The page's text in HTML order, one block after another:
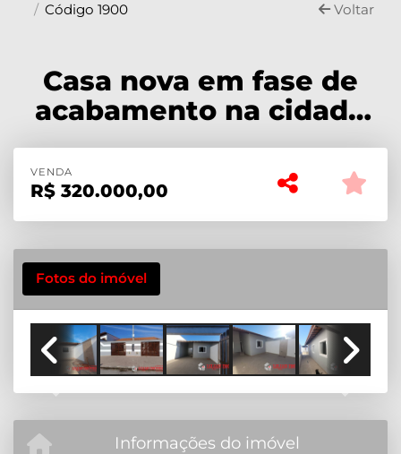
Código 1900
Voltar
Casa nova em fase de
acabamento na cidade
de Itanhaém
VENDA
R$ 320.000,00
Fotos do imóvel
Informações do imóvel